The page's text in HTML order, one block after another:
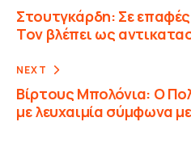
Στουτγκάρδη: Σε
Τον βλέπει ως
NEXT
Βίρτους Μπολόνια: Ο
με λευχαιμία σύμφωνα